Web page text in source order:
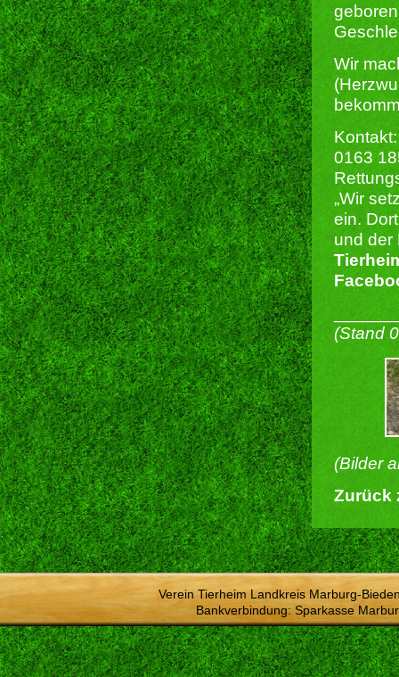
Wir
Kontakt:
0163
„Wir
ein.
und der
(Stand
(Bilder
Zurück
Verein Tierheim Landkreis Marburg-
Bankverbindung: Sparkasse